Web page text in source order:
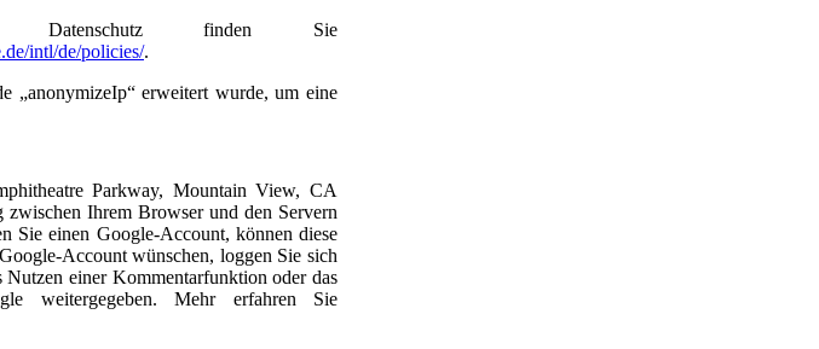
Datenschutz finden Sie
intl/de/policies/.
„anonymizeIp“ erweitert wurde, um eine
Parkway, Mountain View, CA
Ihrem Browser und den Servern
Sie einen Google-Account, können diese
Account wünschen, loggen Sie sich
Nutzen einer Kommentarfunktion oder das
weitergegeben. Mehr erfahren Sie